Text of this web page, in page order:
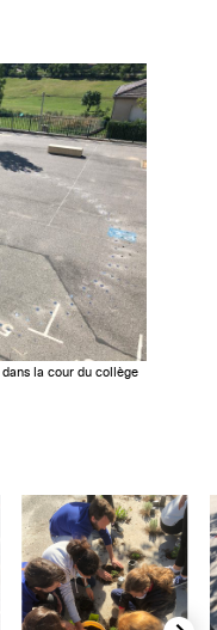
la cour du collège